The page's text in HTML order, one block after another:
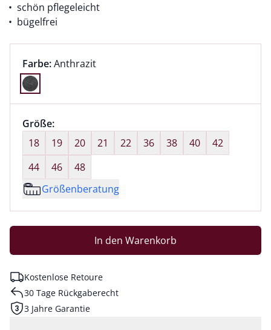
schön pflegeleicht
bügelfrei
Farbauswahl:
Farbe:aktuell ausgewählt:
Anthrazit
Farbe Anthrazit ausgewählt
Größenauswahl:
Größe:nichts ausgewählt
18
19 20 21 22 36 38 40
42
44
46
48
Größenberatung
In den Warenkorb
Kostenlose Retoure
30 Tage Rückgaberecht
3 Jahre Garantie